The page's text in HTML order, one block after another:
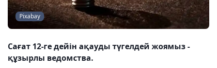
Pixabay
Сағат 12-ге дейін ақауды түгелдей жоямыз -
құзырлы ведомства.